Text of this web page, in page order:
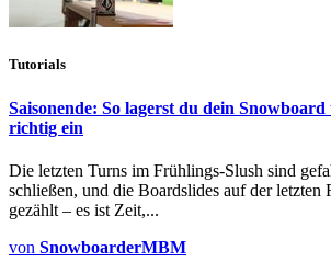
Tutorials
Saisonende: So lagerst du dein
richtig ein
Die letzten Turns im Frühlings-Slush sind
schließen, und die Boardslides auf der letzten
gezählt – es ist Zeit,...
von SnowboarderMBM